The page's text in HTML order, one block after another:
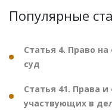
Популярные
Статья 4. Право
суд
Статья 41. Права
участвующих в